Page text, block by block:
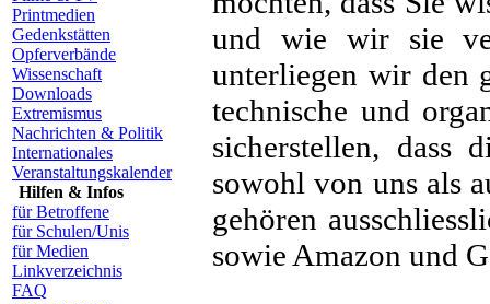
Printmedien
Gedenkstätten
Opferverbände
Wissenschaft
Downloads
Extremismus
Nachrichten & Politik
Internationales
Veranstaltungskalender
Hilfen & Infos
für Betroffene
für Schulen/Unis
für Medien
Linkverzeichnis
FAQ
und wie wir sie
unterliegen wir den
technische und
sicherstellen, dass
sowohl von uns als
gehören
sowie Amazon und